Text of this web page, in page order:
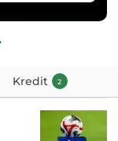
Kredit 2